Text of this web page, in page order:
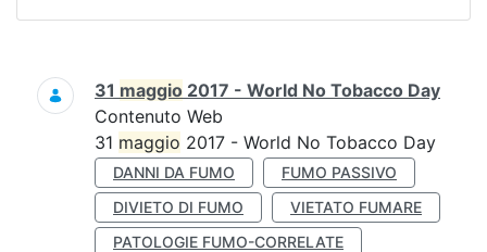
Ricerca
31 maggio 2017 - World No Tobacco Day
Contenuto Web
31 maggio 2017 - World No Tobacco Day
DANNI DA FUMO
FUMO PASSIVO
DIVIETO DI FUMO
VIETATO FUMARE
PATOLOGIE FUMO-CORRELATE